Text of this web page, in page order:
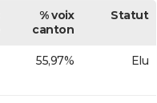
% voix
canton
Statut
55,97% Elu